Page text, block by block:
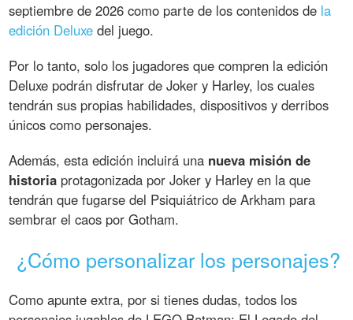
septiembre de 2026 como parte de los contenidos de la
edición Deluxe del juego.
Por lo tanto, solo los jugadores que compren la edición
Deluxe podrán disfrutar de Joker y Harley, los cuales
tendrán sus propias habilidades, dispositivos y derribos
únicos como personajes.
Además, esta edición incluirá una nueva misión de
historia protagonizada por Joker y Harley en la que
tendrán que fugarse del Psiquiátrico de Arkham para
sembrar el caos por Gotham.
¿Cómo personalizar los personajes?
Como apunte extra, por si tienes dudas, todos los